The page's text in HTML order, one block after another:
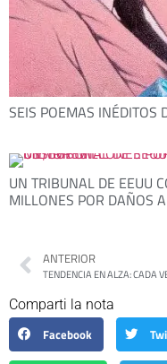
SEIS POEMAS INÉDITOS
UN TRIBUNAL DE EEUU
MILLONES POR DAÑOS
ANTERIOR
Comparti la nota
Facebook